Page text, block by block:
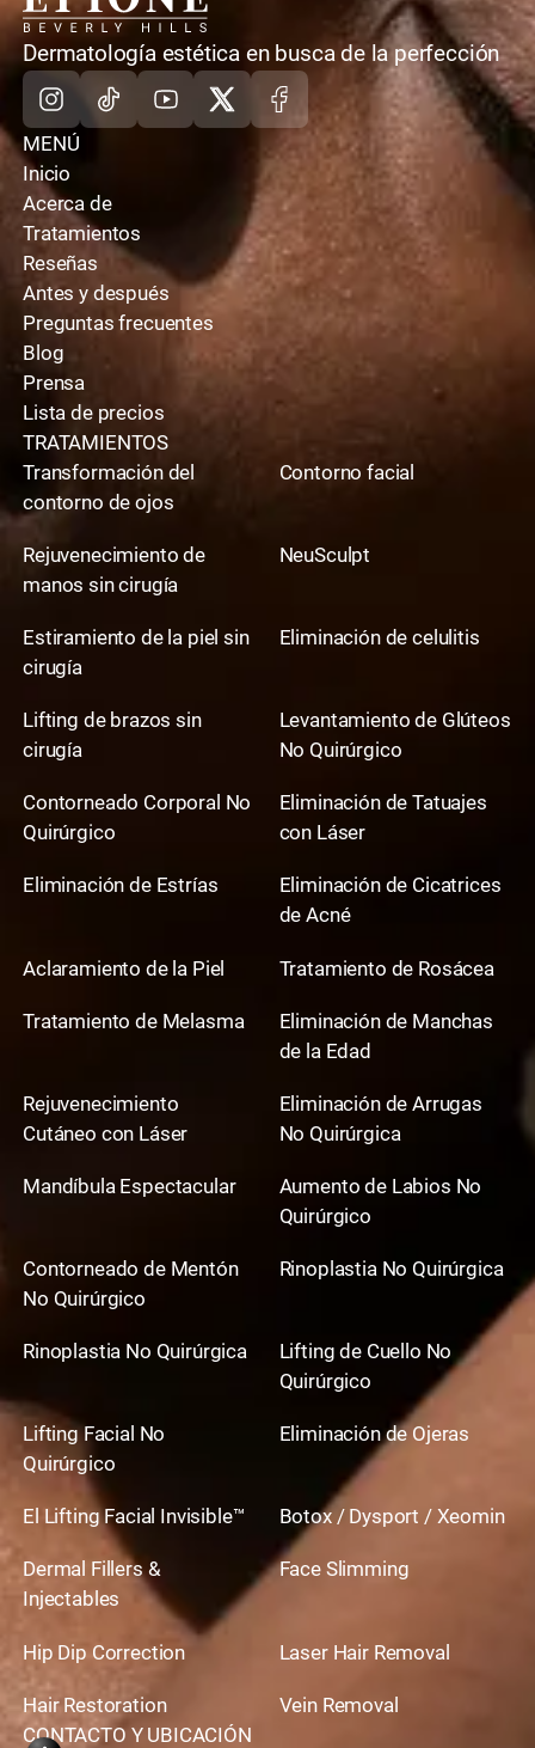
casa
Dermatología estética en busca de la perfección
Instagram
TikTokYoutube
X Facebook
MENÚ
Inicio
Acerca de
Tratamientos
Reseñas
Antes y después
Preguntas frecuentes
Blog
Prensa
Lista de precios
TRATAMIENTOS
Transformación del
contorno de ojos
Contorno facial
Rejuvenecimiento de
manos sin cirugía
NeuSculpt
Estiramiento de la piel sin
cirugía
Eliminación de celulitis
Lifting de brazos sin
cirugía
Levantamiento de Glúteos
No Quirúrgico
Contorneado Corporal No
Quirúrgico
Eliminación de Tatuajes
con Láser
Eliminación de Estrías
Eliminación de Cicatrices
de Acné
Aclaramiento de la Piel Tratamiento de Rosácea
Tratamiento de Melasma
Eliminación de Manchas
de la Edad
Rejuvenecimiento
Cutáneo con Láser
Eliminación de Arrugas
No Quirúrgica
Mandíbula Espectacular
Aumento de Labios No
Quirúrgico
Contorneado de Mentón
No Quirúrgico
Rinoplastia No Quirúrgica
Rinoplastia No Quirúrgica
Lifting de Cuello No
Quirúrgico
Lifting Facial No
Quirúrgico
Eliminación de Ojeras
El Lifting Facial Invisible™ Botox / Dysport / Xeomin
Dermal Fillers &
Injectables
Face Slimming
Hip Dip Correction Laser Hair Removal
Hair Restoration
Vein Removal
CONTACTO Y UBICACIÓN